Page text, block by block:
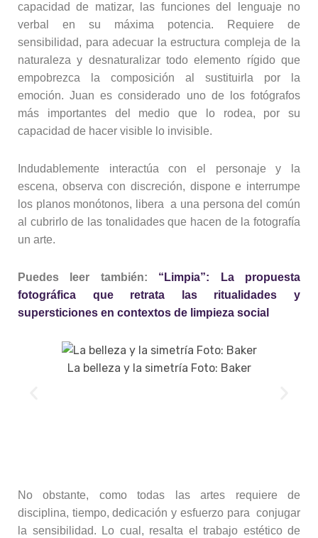
capacidad de matizar, las funciones del lenguaje no
verbal en su máxima potencia. Requiere de
sensibilidad, para adecuar la estructura compleja de la
naturaleza y desnaturalizar todo elemento rígido que
empobrezca la composición al sustituirla por la
emoción. Juan es considerado uno de los fotógrafos
más importantes del medio que lo rodea, por su
capacidad de hacer visible lo invisible.
Indudablemente interactúa con el personaje y la
escena, observa con discreción, dispone e interrumpe
los planos monótonos, libera a una persona del común
al cubrirlo de las tonalidades que hacen de la fotografía
un arte.
Puedes leer también: “Limpia”: La propuesta
fotográfica que retrata las ritualidades y
supersticiones en contextos de limpieza social
La belleza y la simetría Foto: Baker
No obstante, como todas las artes requiere de
disciplina, tiempo, dedicación y esfuerzo para conjugar
la sensibilidad. Lo cual, resalta el trabajo estético de